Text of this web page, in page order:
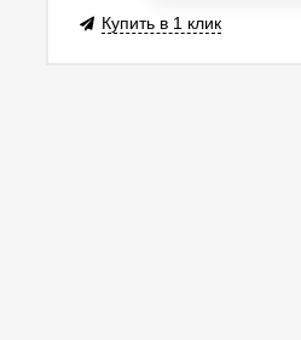
Купить в 1 клик